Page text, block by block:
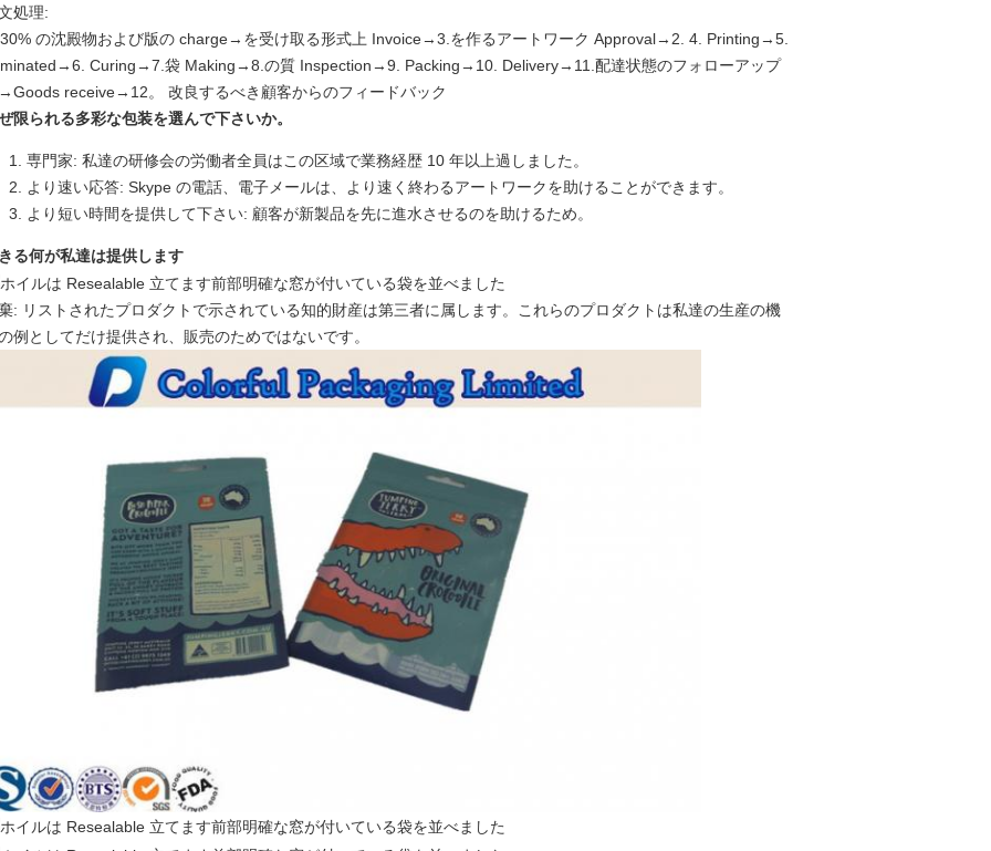
処理:
の沈殿物および版の charge→を受け取る形式上 Invoice→3.を作るアートワーク Approval→2. 4. Printing→5.
Curing→7.袋 Making→8.の質 Inspection→9. Packing→10. Delivery→11.配達状態のフォローアップ
receive→12。 改良するべき顧客からのフィードバック
限られる多彩な包装を選んで下さいか。
専門家: 私達の研修会の労働者全員はこの区域で業務経歴 10 年以上過しました。
より速い応答: Skype の電話、電子メールは、より速く終わるアートワークを助けることができます。
より短い時間を提供して下さい: 顧客が新製品を先に進水させるのを助けるため。
る何が私達は提供します
: リストされたプロダクトで示されている知的財産は第三者に属します。これらのプロダクトは私達の生産の機
例としてだけ提供され、販売のためではないです。